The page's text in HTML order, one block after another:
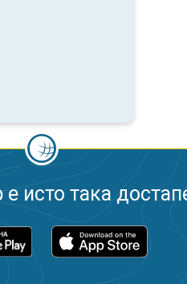
исто така